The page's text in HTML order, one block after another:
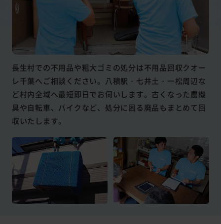
長生村での不用品や粗大ゴミの処分は不用品回収クオー
レ千葉へご相談ください。八積駅・七井土・一松周辺な
ど村内全域へ最短即日でお伺いします。古くなった農機
具や自転車、バイクなど、処分に困る廃品もまとめて回
収いたします。